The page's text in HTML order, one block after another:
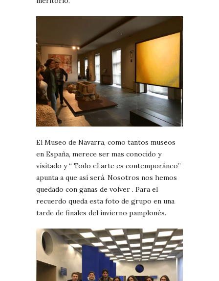
El Museo de Navarra, como tantos museos
en España, merece ser mas conocido y
visitado y “ Todo el arte es contemporáneo”
apunta a que así será. Nosotros nos hemos
quedado con ganas de volver . Para el
recuerdo queda esta foto de grupo en una
tarde de finales del invierno pamplonés.